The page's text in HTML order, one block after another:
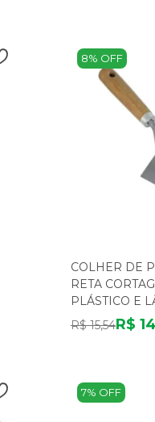
8% OFF
COLHER DE
RETA
PLÁSTICO E
R$ 15,54R$
7% OFF